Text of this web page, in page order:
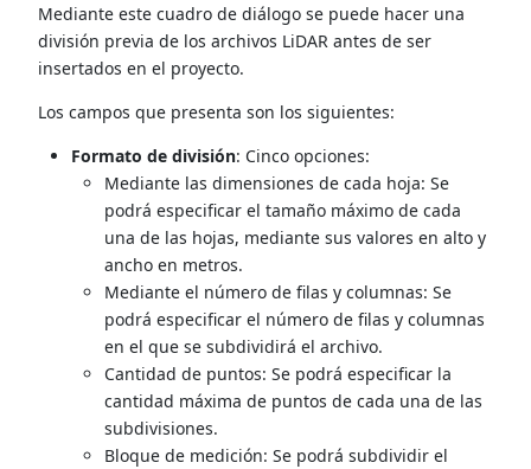
Mediante este cuadro de diálogo se puede hacer una
división previa de los archivos LiDAR antes de ser
insertados en el proyecto.
Los campos que presenta son los siguientes:
Formato de división: Cinco opciones:
Mediante las dimensiones de cada hoja: Se
podrá especificar el tamaño máximo de cada
una de las hojas, mediante sus valores en alto y
ancho en metros.
Mediante el número de filas y columnas: Se
podrá especificar el número de filas y columnas
en el que se subdividirá el archivo.
Cantidad de puntos: Se podrá especificar la
cantidad máxima de puntos de cada una de las
subdivisiones.
Bloque de medición: Se podrá subdividir el